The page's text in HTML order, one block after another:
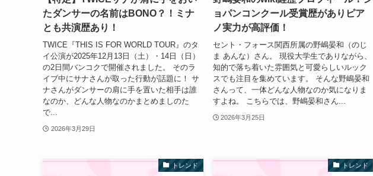
たダンサーの名前はBONO？！ミナ
とも共演歴あり！
TWICE『THIS IS FOR WORLD TOUR』のタ
イ公演が2025年12月13日（土）・14日（日）
の2日間バンコクで開催されました。 そのラ
イブ中にサナさんが取った行動が話題に！ サ
ナさんがダンサーの肩に手を置いた相手は誰
なのか、どんな人物なのかまとめましのた
で...
2026年3月29日
ョパンコンクール受賞歴がありピア
ノ実力が高評価！
セント・フォース関西所属の野嶋晏和（のじ
ま あんな）さん。 現役大学生でありながら、
知的で落ち着いた雰囲気と可愛らしいルック
スでも注目を集めています。 そんな野嶋晏和
さんって、一体どんな人物なのか気になりま
すよね。 こちらでは、野嶋晏和さん...
2026年3月25日
トレンド トレンド